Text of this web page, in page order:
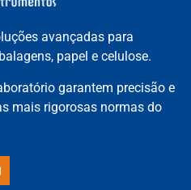
avançadas para
papel e celulose.
garantem precisão e
mais rigorosas normas do